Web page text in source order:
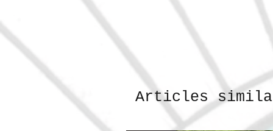
Articles